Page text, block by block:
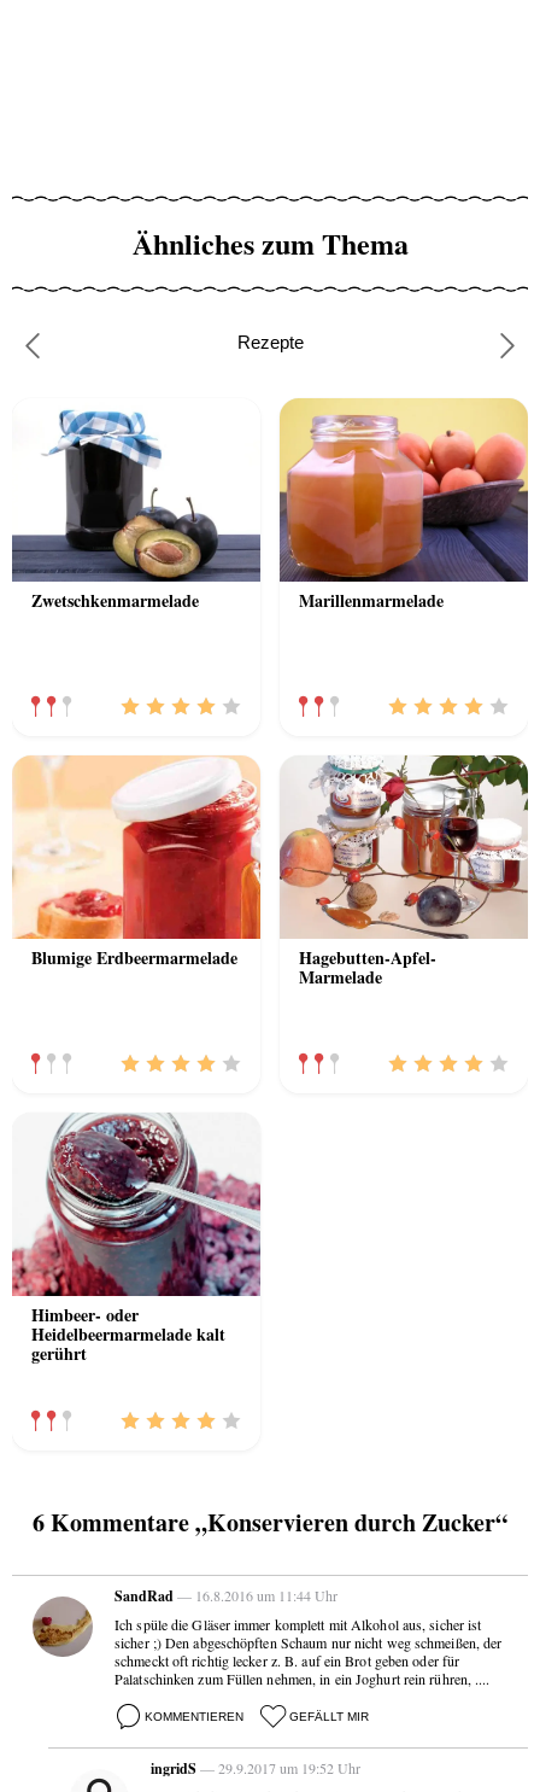
Ähnliches zum Thema
Rezepte
Zwetschkenmarmelade Marillenmarmelade
Blumige Erdbeermarmelade Hagebutten-Apfel-
Marmelade
Himbeer- oder
Heidelbeermarmelade kalt
gerührt
6 Kommentare „Konservieren durch Zucker“
SandRad— 16.8.2016 um 11:44 Uhr
Ich spüle die Gläser immer komplett mit Alkohol aus, sicher ist
sicher ;) Den abgeschöpften Schaum nur nicht weg schmeißen, der
schmeckt oft richtig lecker z. B. auf ein Brot geben oder für
Palatschinken zum Füllen nehmen, in ein Joghurt rein rühren, ....
KOMMENTIEREN GEFÄLLT MIR
ingridS— 29.9.2017 um 19:52 Uhr